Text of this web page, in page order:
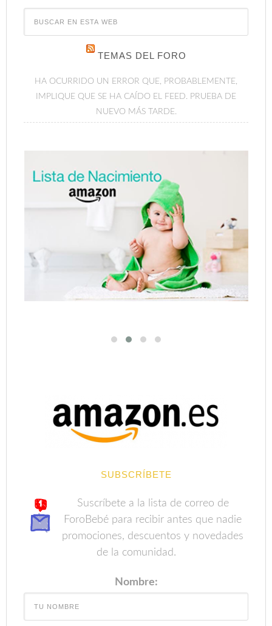
TEMAS DEL FORO
HA OCURRIDO UN ERROR QUE, PROBABLEMENTE,
IMPLIQUE QUE SE HA CAÍDO EL FEED. PRUEBA DE
NUEVO MÁS TARDE.
SUBSCRÍBETE
Suscríbete a la lista de correo de
ForoBebé para recibir antes que nadie
promociones, descuentos y novedades
de la comunidad.
Nombre: